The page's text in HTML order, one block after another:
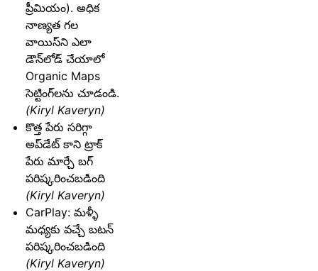
ప్రీమియం). అధిక
నాణ్యత గల
వాయిస్‌ని ఎలా
డౌన్‌లోడ్ చేయాలో
Organic Maps
సెట్టింగ్‌లను చూడండి.
(Kiryl Kaveryn)
కొత్త పేరు సరిగ్గా
అప్‌డేట్ కాని ట్రాక్
పేరు మార్చే బగ్
పరిష్కరించబడింది
(Kiryl Kaveryn)
CarPlay: మళ్ళీ
మధ్యకు వచ్చే బటన్
పరిష్కరించబడింది
(Kiryl Kaveryn)